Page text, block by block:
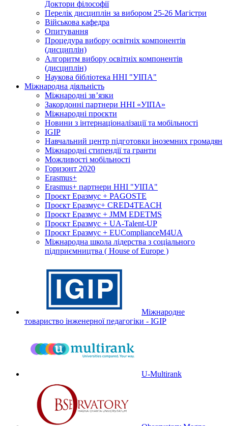
Доктори філософії
Перелік дисциплін за вибором 25-26 Магістри
Військова кафедра
Опитування
Процедура вибору освітніх компонентів
(дисциплін)
Алгоритм вибору освітніх компонентів
(дисциплін)
Наукова бібліотека ННІ "УІПА"
Міжнародна діяльність
Міжнародні зв’язки
Закордонні партнери ННІ «УІПА»
Міжнародні проєкти
Новини з інтернаціоналізації та мобільності
IGIP
Навчальний центр підготовки іноземних громадян
Міжнародні стипендії та гранти
Можливості мобільності
Горизонт 2020
Erasmus+
Erasmus+ партнери ННІ "УІПА"
Проєкт Еразмус + PAGOSTE
Проєкт Еразмус+ CRED4TEACH
Проєкт Еразмус + JMM EDETMS
Проєкт Еразмус + UA-Talent-UP
Проєкт Еразмус + EUComplianceM4UA
Міжнародна школа лідерства з соціального
підприємництва ( House of Europe )
Міжнародне
товариство інженерної педагогіки - IGIP
U-Multirank